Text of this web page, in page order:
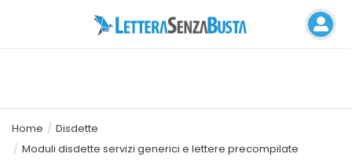
Home
Disdette
Moduli disdette servizi generici e lettere precompilate